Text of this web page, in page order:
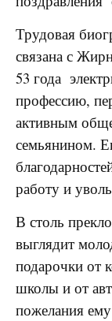
Трудовая
связана с
53 года
профессию,
активным
семьянином.
работу и
В столь
выглядит
подарочки от
школы и от
пожелания